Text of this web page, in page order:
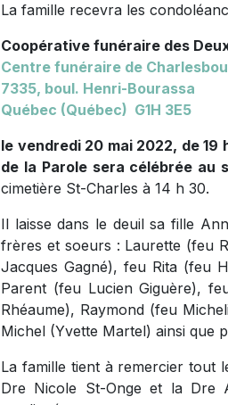
La famille recevra les
Coopérative funéraire des
Centre funéraire de
7335, boul. Henri-Bourassa
Québec (Québec) G1H 3E5
le vendredi 20 mai 2022, de 19
de la Parole sera célébrée au
cimetière St-Charles à 14 h 30.
Il laisse dans le deuil sa fille
frères et soeurs : Laurette (feu
Jacques Gagné), feu Rita (feu
Parent (feu Lucien Giguère),
Rhéaume), Raymond (feu
Michel (Yvette Martel) ainsi que
La famille tient à remercier tout
Dre Nicole St-Onge et la Dre